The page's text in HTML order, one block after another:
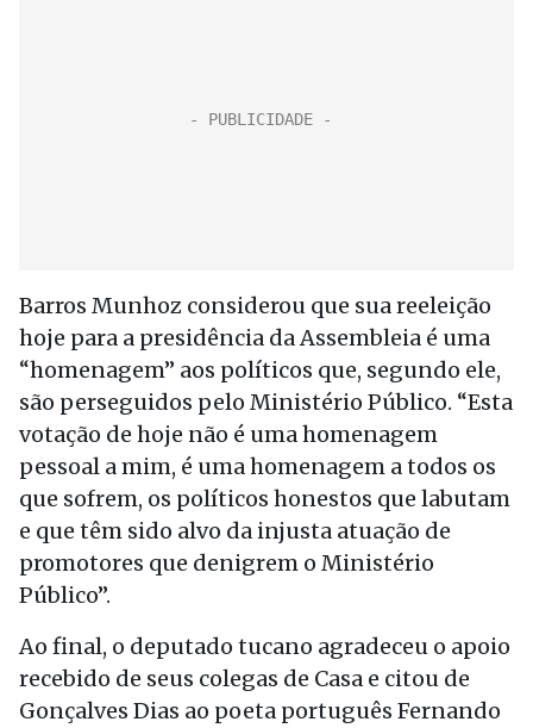
Barros Munhoz considerou que sua reeleição
hoje para a presidência da Assembleia é uma
“homenagem” aos políticos que, segundo ele,
são perseguidos pelo Ministério Público. “Esta
votação de hoje não é uma homenagem
pessoal a mim, é uma homenagem a todos os
que sofrem, os políticos honestos que labutam
e que têm sido alvo da injusta atuação de
promotores que denigrem o Ministério
Público”.
Ao final, o deputado tucano agradeceu o apoio
recebido de seus colegas de Casa e citou de
Gonçalves Dias ao poeta português Fernando